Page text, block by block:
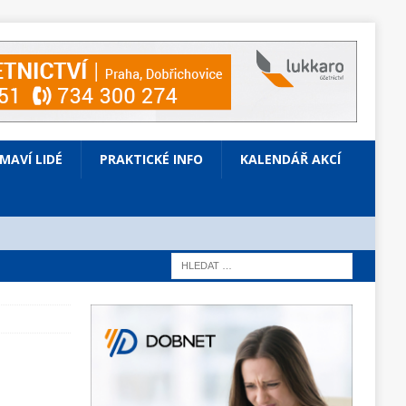
LIDÉ PRAKTICKÉ INFO KALENDÁŘ AKCÍ